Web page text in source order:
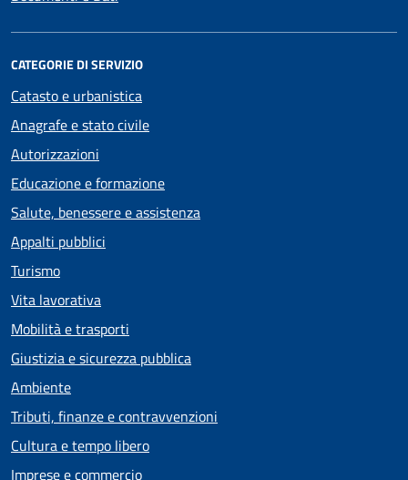
CATEGORIE DI SERVIZIO
Catasto e urbanistica
Anagrafe e stato civile
Autorizzazioni
Educazione e formazione
Salute, benessere e assistenza
Appalti pubblici
Turismo
Vita lavorativa
Mobilità e trasporti
Giustizia e sicurezza pubblica
Ambiente
Tributi, finanze e contravvenzioni
Cultura e tempo libero
Imprese e commercio